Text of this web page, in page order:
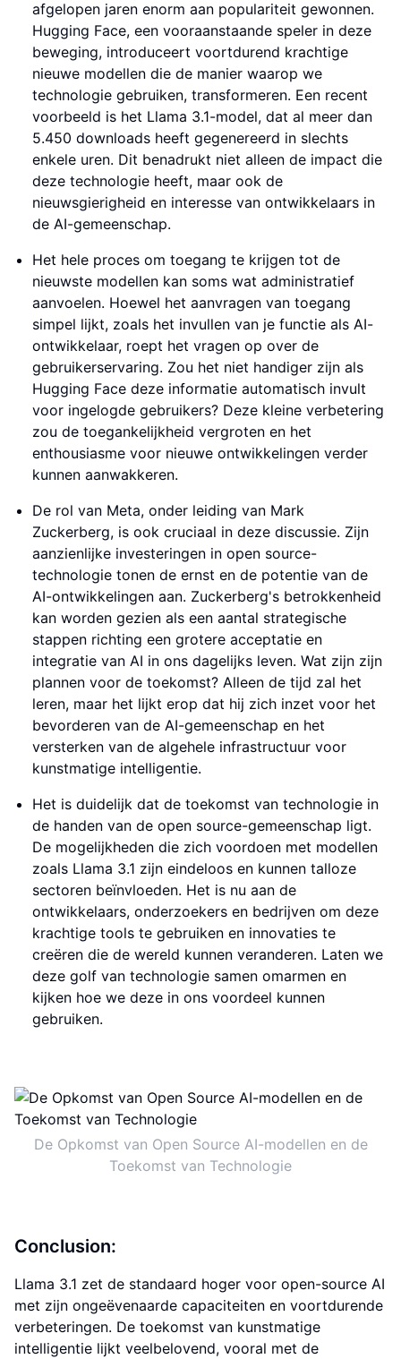
afgelopen jaren enorm aan populariteit gewonnen.
Hugging Face, een vooraanstaande speler in deze
beweging, introduceert voortdurend krachtige
nieuwe modellen die de manier waarop we
technologie gebruiken, transformeren. Een recent
voorbeeld is het Llama 3.1-model, dat al meer dan
5.450 downloads heeft gegenereerd in slechts
enkele uren. Dit benadrukt niet alleen de impact die
deze technologie heeft, maar ook de
nieuwsgierigheid en interesse van ontwikkelaars in
de AI-gemeenschap.
Het hele proces om toegang te krijgen tot de
nieuwste modellen kan soms wat administratief
aanvoelen. Hoewel het aanvragen van toegang
simpel lijkt, zoals het invullen van je functie als AI-
ontwikkelaar, roept het vragen op over de
gebruikerservaring. Zou het niet handiger zijn als
Hugging Face deze informatie automatisch invult
voor ingelogde gebruikers? Deze kleine verbetering
zou de toegankelijkheid vergroten en het
enthousiasme voor nieuwe ontwikkelingen verder
kunnen aanwakkeren.
De rol van Meta, onder leiding van Mark
Zuckerberg, is ook cruciaal in deze discussie. Zijn
aanzienlijke investeringen in open source-
technologie tonen de ernst en de potentie van de
AI-ontwikkelingen aan. Zuckerberg's betrokkenheid
kan worden gezien als een aantal strategische
stappen richting een grotere acceptatie en
integratie van AI in ons dagelijks leven. Wat zijn zijn
plannen voor de toekomst? Alleen de tijd zal het
leren, maar het lijkt erop dat hij zich inzet voor het
bevorderen van de AI-gemeenschap en het
versterken van de algehele infrastructuur voor
kunstmatige intelligentie.
Het is duidelijk dat de toekomst van technologie in
de handen van de open source-gemeenschap ligt.
De mogelijkheden die zich voordoen met modellen
zoals Llama 3.1 zijn eindeloos en kunnen talloze
sectoren beïnvloeden. Het is nu aan de
ontwikkelaars, onderzoekers en bedrijven om deze
krachtige tools te gebruiken en innovaties te
creëren die de wereld kunnen veranderen. Laten we
deze golf van technologie samen omarmen en
kijken hoe we deze in ons voordeel kunnen
gebruiken.
De Opkomst van Open Source AI-modellen en de
Toekomst van Technologie
Conclusion:
Llama 3.1 zet de standaard hoger voor open-source AI
met zijn ongeëvenaarde capaciteiten en voortdurende
verbeteringen. De toekomst van kunstmatige
intelligentie lijkt veelbelovend, vooral met de